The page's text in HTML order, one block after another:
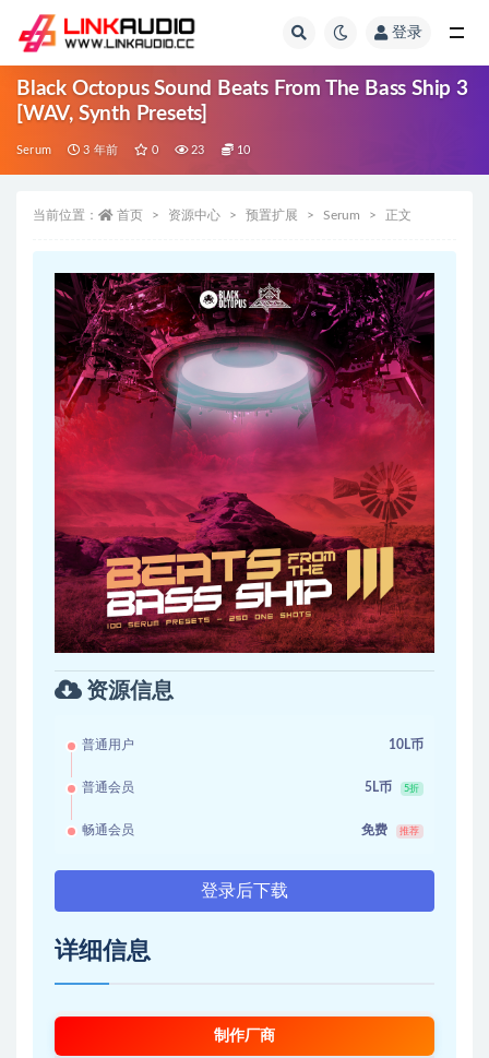
登录
Black Octopus Sound Beats From The Bass Ship 3
[WAV, Synth Presets]
Serum 3 年前 0 23 10
当前位置： 首页 资源中心 预置扩展 Serum 正文
资源信息
普通用户 10L币
普通会员 5L币 5折
畅通会员 免费 推荐
登录后下载
详细信息
制作厂商